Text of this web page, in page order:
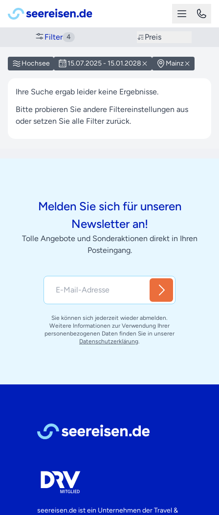
Filter 4 Preis
Hochsee 15.07.2025 - 15.01.2028 Mainz
Ihre Suche ergab leider keine Ergebnisse.
Bitte probieren Sie andere Filtereinstellungen aus
oder setzen Sie alle Filter zurück.
Melden Sie sich für unseren
Newsletter an!
Tolle Angebote und Sonderaktionen direkt in Ihren
Posteingang.
Sie können sich jederzeit wieder abmelden.
Weitere Informationen zur Verwendung Ihrer
personenbezogenen Daten finden Sie in unserer
Datenschutzerklärung.
seereisen.de ist ein Unternehmen derTravel &